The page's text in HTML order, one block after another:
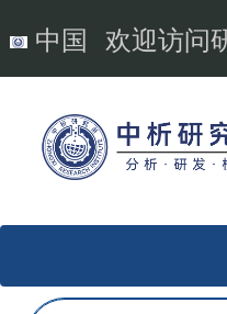
中国 欢迎访问